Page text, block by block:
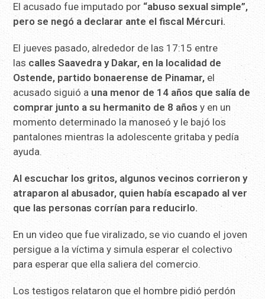
El acusado fue imputado por “abuso sexual simple”,
pero se negó a declarar ante el fiscal Mércuri.
El jueves pasado, alrededor de las 17:15 entre
las calles Saavedra y Dakar, en la localidad de
Ostende, partido bonaerense de Pinamar, el
acusado siguió a una menor de 14 años que salía de
comprar junto a su hermanito de 8 añosy en un
momento determinado la manoseó y le bajó los
pantalones mientras la adolescente gritaba y pedía
ayuda.
Al escuchar los gritos, algunos vecinos corrieron y
atraparon al abusador, quien había escapado al ver
que las personas corrían para reducirlo.
En un video que fue viralizado, se vio cuando el joven
persigue a la víctima y simula esperar el colectivo
para esperar que ella saliera del comercio.
Los testigos relataron que el hombre pidió perdón